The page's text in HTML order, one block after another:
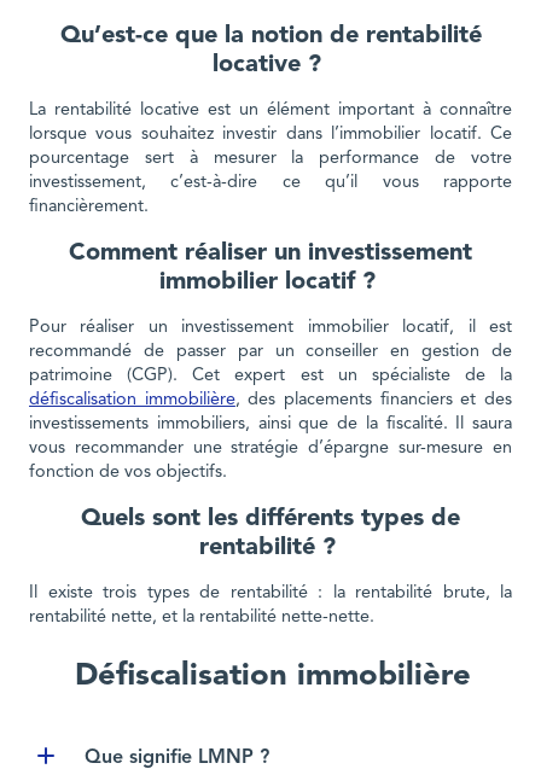
Qu’est-ce que la notion de rentabilité
locative ?
La rentabilité locative est un élément important à connaître
lorsque vous souhaitez investir dans l’immobilier locatif. Ce
pourcentage sert à mesurer la performance de votre
investissement, c’est-à-dire ce qu’il vous rapporte
financièrement.
Comment réaliser un investissement
immobilier locatif ?
Pour réaliser un investissement immobilier locatif, il est
recommandé de passer par un conseiller en gestion de
patrimoine (CGP). Cet expert est un spécialiste de la
défiscalisation immobilière, des placements financiers et des
investissements immobiliers, ainsi que de la fiscalité. Il saura
vous recommander une stratégie d’épargne sur-mesure en
fonction de vos objectifs.
Quels sont les différents types de
rentabilité ?
Il existe trois types de rentabilité : la rentabilité brute, la
rentabilité nette, et la rentabilité nette-nette.
Défiscalisation immobilière
Que signifie LMNP ?